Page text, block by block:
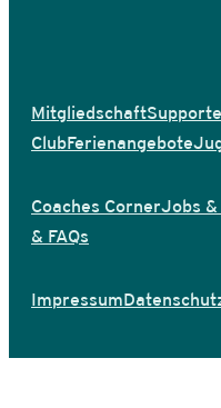
Mitgliedschaft
ClubFerienangebote
Coaches CornerJobs
& FAQs
Impressum